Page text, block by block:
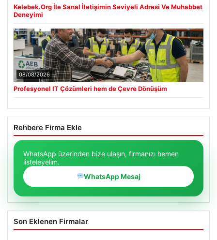
Kelebek.Org İle Sanal İletişimin Seviyeli Adresi Ve Muhabbet
Deneyimi
08/08/2026
Profesyonel IT Çözümleri hem de Çevre Dönüşüm
Rehbere Firma Ekle
WhatsApp üzerinden bize ulaşın, firmanızı hemen
listeleyelim.
WhatsApp Mesaj
Son Eklenen Firmalar